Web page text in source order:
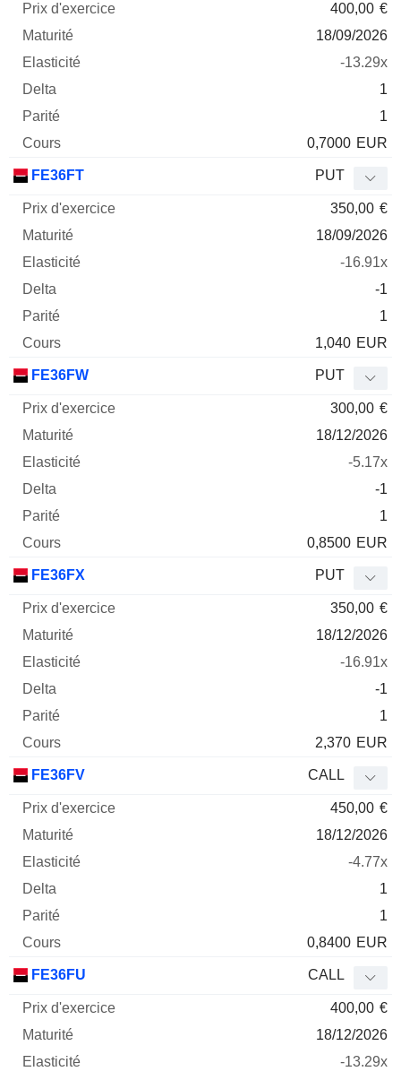
400,00 €
18/09/2026
-13.29x
1
1
0,7000 EUR
FE36FT PUT
350,00 €
18/09/2026
-16.91x
-1
1
1,040 EUR
FE36FW PUT
300,00 €
18/12/2026
-5.17x
-1
1
0,8500 EUR
FE36FX PUT
350,00 €
18/12/2026
-16.91x
-1
1
2,370 EUR
FE36FV CALL
450,00 €
18/12/2026
-4.77x
1
1
0,8400 EUR
FE36FU CALL
400,00 €
18/12/2026
-13.29x